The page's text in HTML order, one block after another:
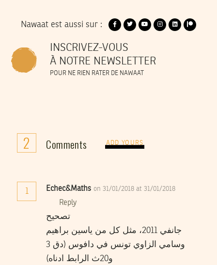
Nawaat est aussi sur :
INSCRIVEZ-VOUS
À NOTRE NEWSLETTER
POUR NE RIEN RATER DE NAWAAT
2 Comments ADD YOURS
1 Echec&Maths on 31/01/2018 at 31/01/2018
Reply
تصحيح
جانفي 2011، مثل كل من ياسين براهيم
وسامي الزاوي تونس في دافوس (دق 3
و20ث الرابط ادناه)